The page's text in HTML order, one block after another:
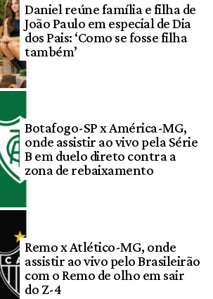
Daniel reúne família e filha de
João Paulo em especial de Dia
dos Pais: ‘Como se fosse filha
também’
Botafogo-SP x América-MG,
onde assistir ao vivo pela Série
B em duelo direto contra a
zona de rebaixamento
Remo x Atlético-MG, onde
assistir ao vivo pelo Brasileirão
com o Remo de olho em sair
do Z-4